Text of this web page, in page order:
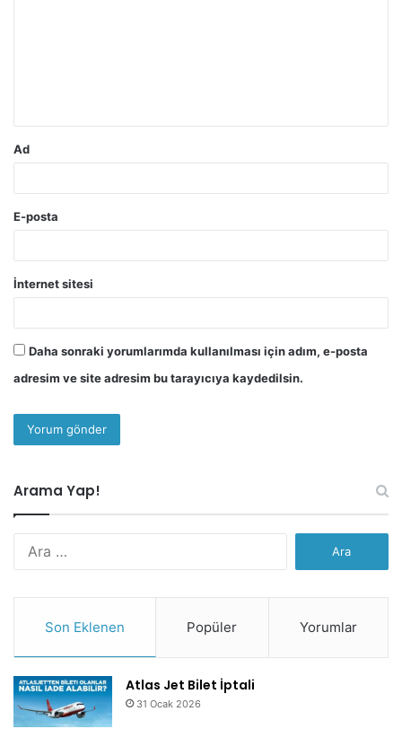
Ad
E-posta
İnternet sitesi
Daha sonraki yorumlarımda kullanılması için adım, e-posta
adresim ve site adresim bu tarayıcıya kaydedilsin.
Arama Yap!
Son Eklenen Popüler Yorumlar
Atlas Jet Bilet İptali
31 Ocak 2026